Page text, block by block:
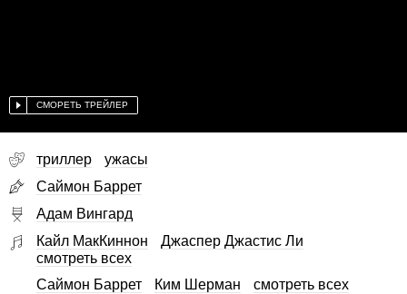
СМОРЕТЬ ТРЕЙЛЕР
триллер
ужасы
Саймон Баррет
Адам Вингард
Кайл МакКиннон
Джаспер Джастис Ли
смотреть всех
Саймон Баррет
Ким Шерман
смотреть всех